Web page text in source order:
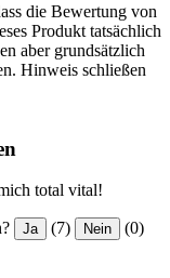
die Bewertung von
Produkt tatsächlich
aber grundsätzlich
Hinweis schließen
total vital!
Ja (7) Nein (0)